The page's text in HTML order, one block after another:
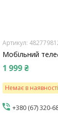
Мобільний
1 999 ₴
Немає в наявності
+380 (67) 320-